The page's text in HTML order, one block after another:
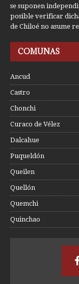
se suponen
posible verificar
de Chiloé no asume
COMUNAS
Ancud
Castro
Chonchi
Curaco de Vélez
Dalcahue
Puqueldón
Queilen
Quellón
Quemchi
Quinchao